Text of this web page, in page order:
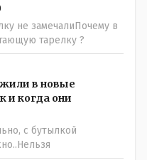
котором была та
было и мнение, и
В том же тоне
расставил. А вот факт
сделали. И если это вы
другое
не замечалиПочему в
тарелку ?
в новые
и когда они
с бутылкой